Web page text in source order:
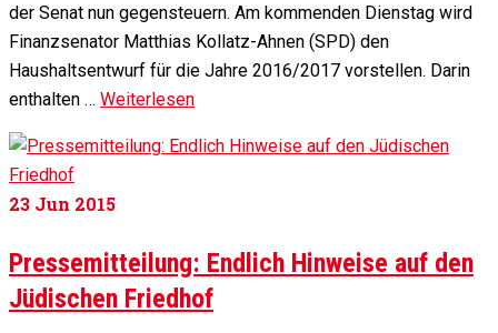
der Senat nun gegensteuern. Am kommenden Dienstag wird
Finanzsenator Matthias Kollatz-Ahnen (SPD) den
Haushaltsentwurf für die Jahre 2016/2017 vorstellen. Darin
enthalten … Weiterlesen
23 Jun 2015
Pressemitteilung: Endlich Hinweise auf den
Jüdischen Friedhof